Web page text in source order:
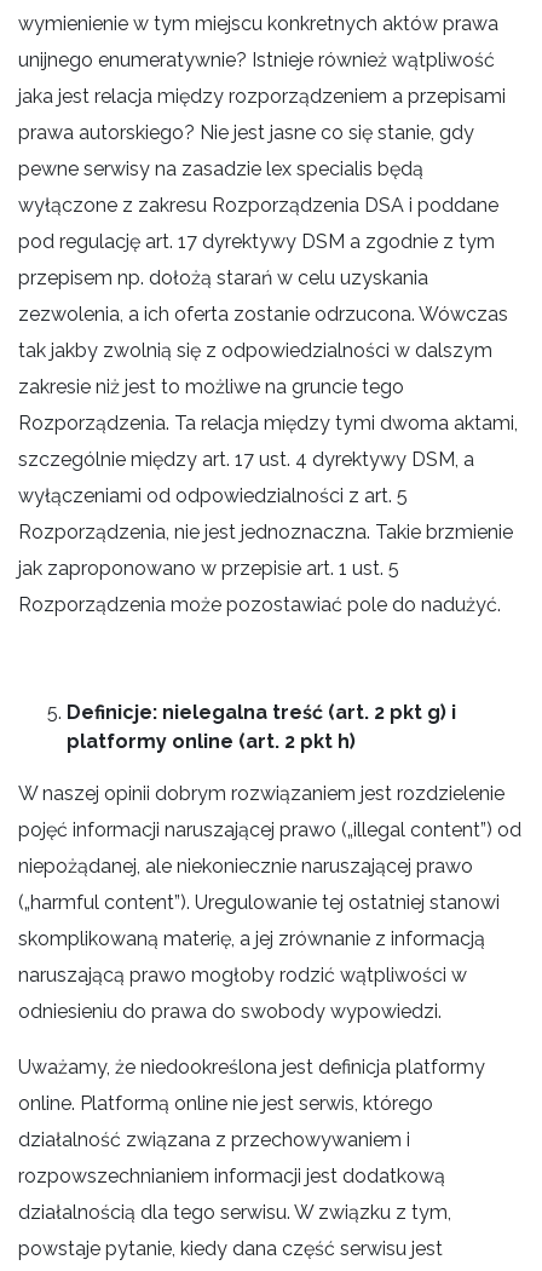
wymienienie w tym miejscu konkretnych aktów prawa
unijnego enumeratywnie? Istnieje również wątpliwość
jaka jest relacja między rozporządzeniem a przepisami
prawa autorskiego? Nie jest jasne co się stanie, gdy
pewne serwisy na zasadzie lex specialis będą
wyłączone z zakresu Rozporządzenia DSA i poddane
pod regulację art. 17 dyrektywy DSM a zgodnie z tym
przepisem np. dołożą starań w celu uzyskania
zezwolenia, a ich oferta zostanie odrzucona. Wówczas
tak jakby zwolnią się z odpowiedzialności w dalszym
zakresie niż jest to możliwe na gruncie tego
Rozporządzenia. Ta relacja między tymi dwoma aktami,
szczególnie między art. 17 ust. 4 dyrektywy DSM, a
wyłączeniami od odpowiedzialności z art. 5
Rozporządzenia, nie jest jednoznaczna. Takie brzmienie
jak zaproponowano w przepisie art. 1 ust. 5
Rozporządzenia może pozostawiać pole do nadużyć.
Definicje: nielegalna treść (art. 2 pkt g) i
platformy online (art. 2 pkt h)
W naszej opinii dobrym rozwiązaniem jest rozdzielenie
pojęć informacji naruszającej prawo („illegal content”) od
niepożądanej, ale niekoniecznie naruszającej prawo
(„harmful content”). Uregulowanie tej ostatniej stanowi
skomplikowaną materię, a jej zrównanie z informacją
naruszającą prawo mogłoby rodzić wątpliwości w
odniesieniu do prawa do swobody wypowiedzi.
Uważamy, że niedookreślona jest definicja platformy
online. Platformą online nie jest serwis, którego
działalność związana z przechowywaniem i
rozpowszechnianiem informacji jest dodatkową
działalnością dla tego serwisu. W związku z tym,
powstaje pytanie, kiedy dana część serwisu jest